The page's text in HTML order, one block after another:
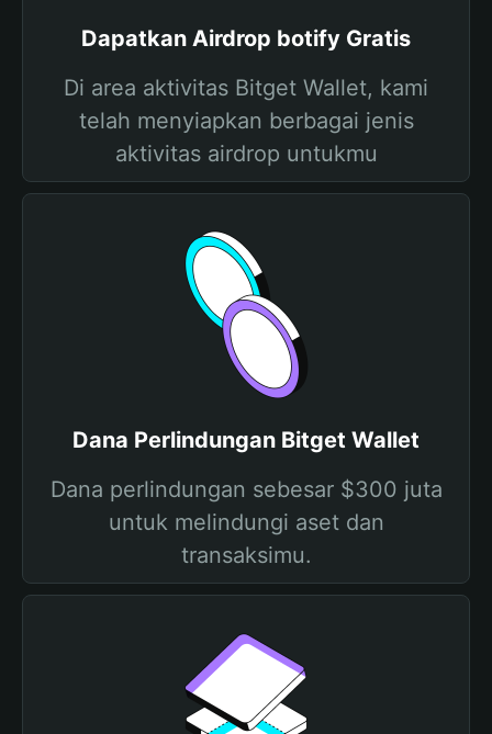
Dapatkan Airdrop botify Gratis
Di area aktivitas Bitget Wallet, kami
telah menyiapkan berbagai jenis
aktivitas airdrop untukmu
Dana Perlindungan Bitget Wallet
Dana perlindungan sebesar $300 juta
untuk melindungi aset dan
transaksimu.